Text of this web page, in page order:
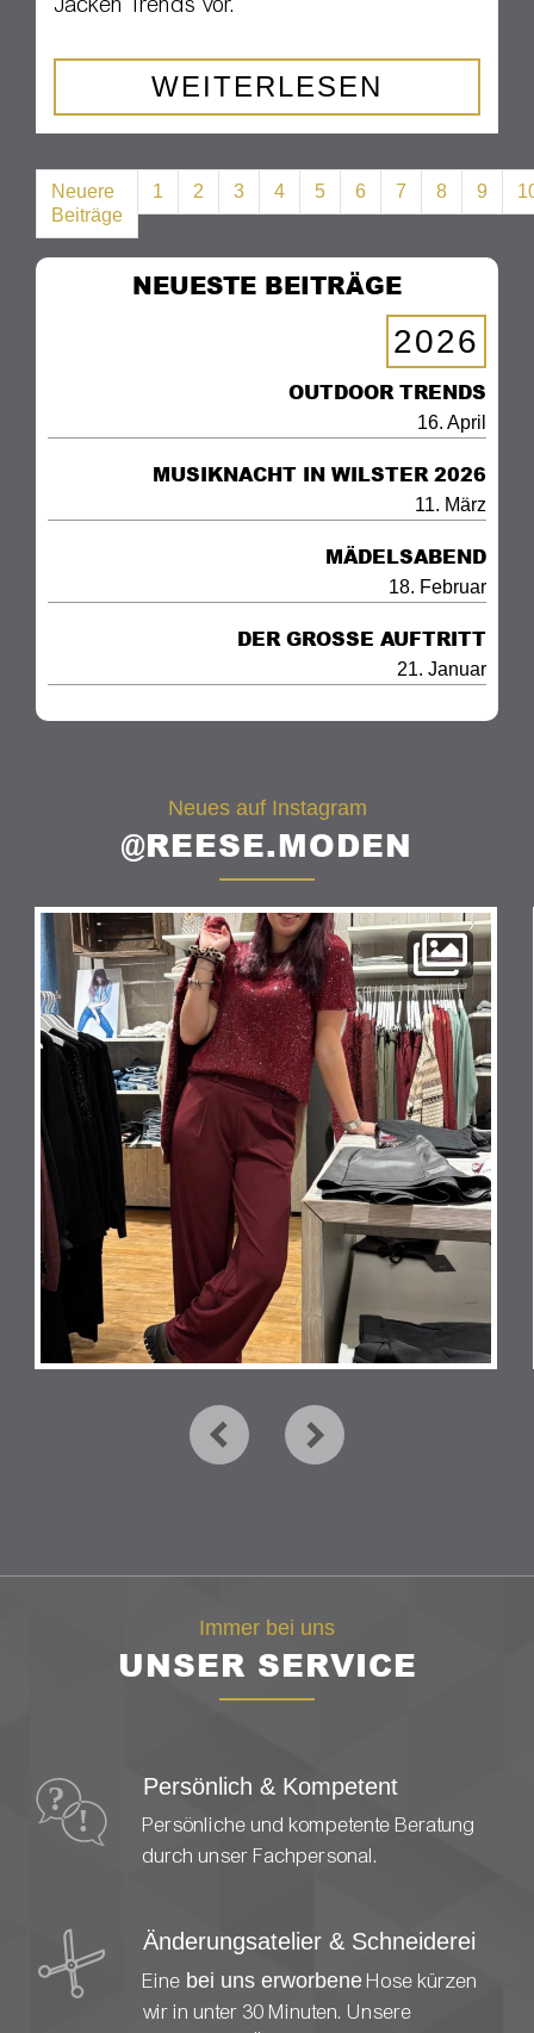
WEITERLESEN
Neuere
Beiträge
1 2 3 4 5 6 7 8 9
NEUESTE BEITRÄGE
2026
OUTDOOR TRENDS
16. April
MUSIKNACHT IN WILSTER 2026
11. März
MÄDELSABEND
18. Februar
DER GROSSE AUFTRITT
21. Januar
Neues auf Instagram
@REESE.MODEN
Immer bei uns
UNSER SERVICE
Persönlich & Kompetent
Persönliche und kompetente Beratung
durch unser Fachpersonal.
Änderungsatelier & Schneiderei
Eine bei uns erworbene Hose kürzen
wir in unter 30 Minuten. Unsere